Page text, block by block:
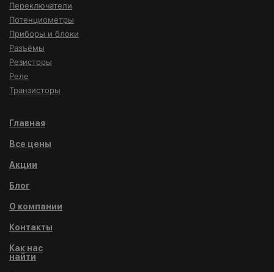
Переключатели
Потенциометры
Приборы и блоки
Разъёмы
Резисторы
Реле
Транзисторы
Главная
Все цены
Акции
Блог
О компании
Контакты
Как нас
найти